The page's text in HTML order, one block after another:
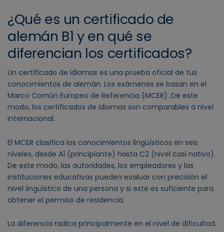
¿Qué es un certificado de
alemán B1 y en qué se
diferencian los certificados?
Un certificado de idiomas es una prueba oficial de tus
conocimientos de alemán. Los exámenes se basan en el
Marco Común Europeo de Referencia (MCER). De este
modo, los certificados de idiomas son comparables a nivel
internacional.
El MCER clasifica los conocimientos lingüísticos en seis
niveles, desde A1 (principiante) hasta C2 (nivel casi nativo).
De este modo, las autoridades, los empleadores y las
instituciones educativas pueden evaluar con precisión el
nivel lingüístico de una persona y si este es suficiente para
obtener el permiso de residencia.
La diferencia radica principalmente en el nivel de dificultad.